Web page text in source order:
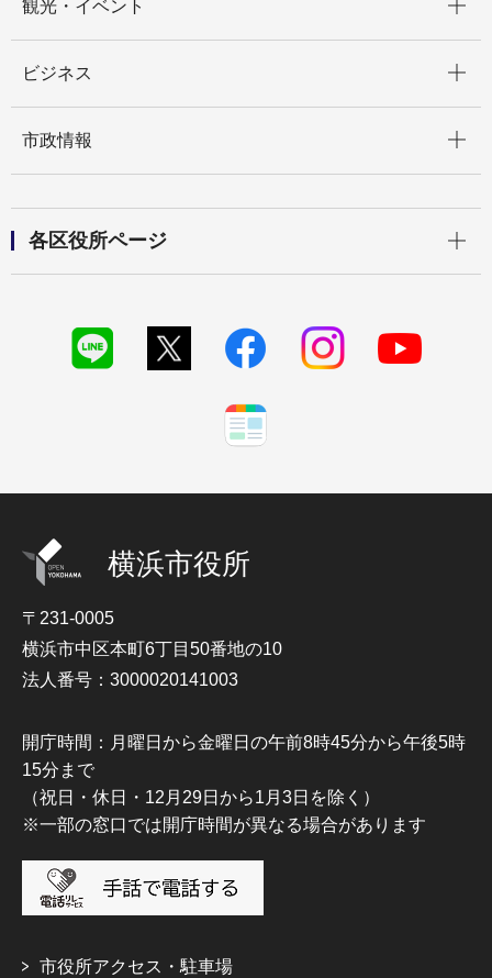
観光・イベント
ビジネス
市政情報
各区役所ページ
横浜市役所
〒231-0005
横浜市中区本町6丁目50番地の10
法人番号：3000020141003
開庁時間：月曜日から金曜日の午前8時45分から午後5時
15分まで
（祝日・休日・12月29日から1月3日を除く）
※一部の窓口では開庁時間が異なる場合があります
市役所アクセス・駐車場